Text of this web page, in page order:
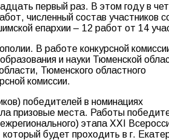
первый раз. В этом году в
численный состав участников
епархии – 12 работ от 14
В работе конкурсной
и науки Тюменской
Тюменского областного
комиссии.
победителей в номинациях
призовые места. Работы
этапа XХI
будет проходить в г.